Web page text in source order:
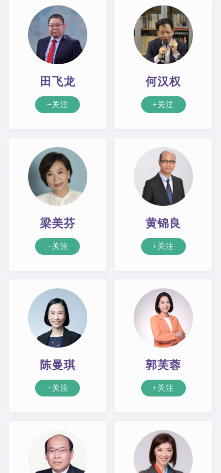
田飞龙
+关注
何汉权
+关注
梁美芬
+关注
黄锦良
+关注
陈曼琪
+关注
郭芙蓉
+关注